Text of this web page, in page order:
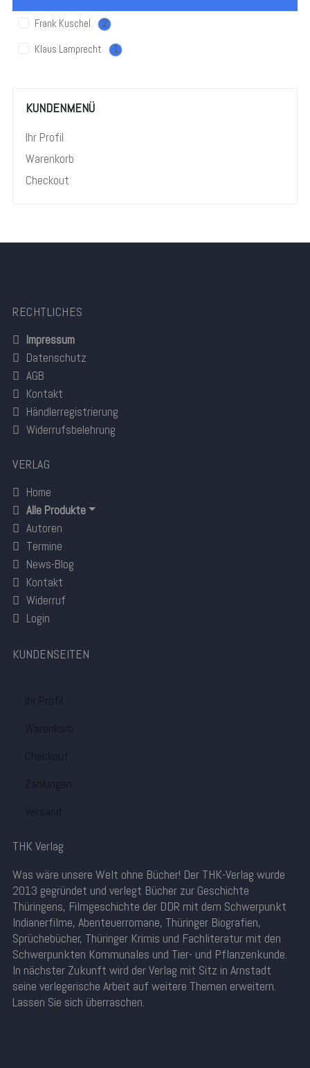
Frank Kuschel 2
Klaus Lamprecht 1
KUNDENMENÜ
Ihr Profil
Warenkorb
Checkout
RECHTLICHES
Impressum
Datenschutz
AGB
Kontakt
Händlerregistrierung
Widerrufsbelehrung
VERLAG
Home
Alle Produkte
Autoren
Termine
News-Blog
Kontakt
Widerruf
Login
KUNDENSEITEN
Ihr Profil
Warenkorb
Checkout
Zahlungen
Versand
THK Verlag
Was wäre unsere Welt ohne Bücher! Der THK-Verlag wurde
2013 gegründet und verlegt Bücher zur Geschichte
Thüringens, Filmgeschichte der DDR mit dem Schwerpunkt
Indianerfilme, Abenteuerromane, Thüringer Biografien,
Sprüchebücher, Thüringer Krimis und Fachliteratur mit den
Schwerpunkten Kommunales und Tier- und Pflanzenkunde.
In nächster Zukunft wird der Verlag mit Sitz in Arnstadt
seine verlegerische Arbeit auf weitere Themen erweitern.
Lassen Sie sich überraschen.